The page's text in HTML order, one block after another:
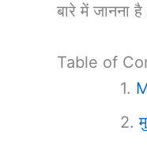
बारे में जानना
Table of